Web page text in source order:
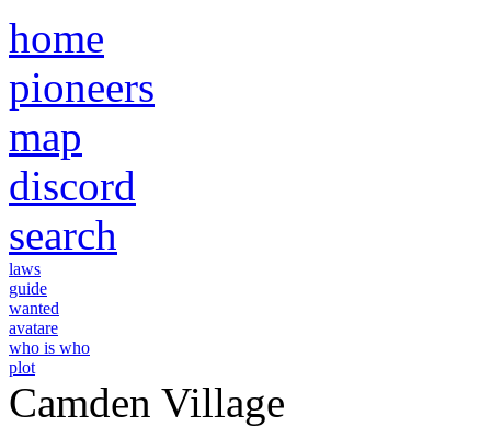
home
pioneers
map
discord
search
laws
guide
wanted
avatare
who is who
plot
Camden Village